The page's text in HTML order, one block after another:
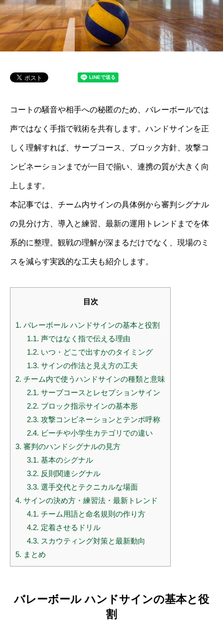
コートの騒音や相手への秘匿のため、バレーボールでは
声ではなく手指で戦術を共有します。ハンドサインを正
しく理解すれば、サーブコース、ブロック方針、攻撃コ
ンビネーションまでが一目で揃い、連携の質が大きく向
上します。
本記事では、チーム内サインの具体例から審判シグナル
の見分け方、導入と練習、最新の運用トレンドまでを体
系的に整理。観戦の理解が深まるだけでなく、現場のミ
スを減らす実践的な工夫も紹介します。
目次
1. バレーボール ハンドサインの基本と役割
1.1. 声ではなく指で伝える理由
1.2. いつ・どこで出すかのタイミング
1.3. サインの作法と見え方の工夫
2. チーム内で使うハンドサインの種類と意味
2.1. サーブコースとレセプションサイン
2.2. ブロック指示サインの基本形
2.3. 攻撃コンビネーションとテンポ呼称
2.4. ビーチや小学生カテゴリでの違い
3. 審判のハンドシグナルの見方
3.1. 基本のシグナル
3.2. 反則関連シグナル
3.3. 選手交代とテクニカルな場面
4. サインの決め方・練習法・最新トレンド
4.1. チーム用語と命名規則の作り方
4.2. 定着させるドリル
4.3. スカウティング対策と最新動向
5. まとめ
バレーボール ハンドサインの基本と役
割